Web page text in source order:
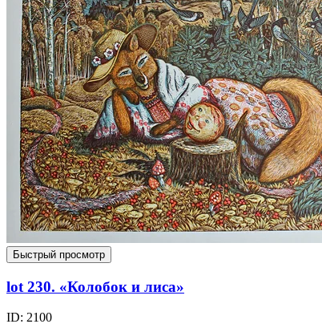
Быстрый просмотр
lot 230. «Колобок и лиса»
ID: 2100